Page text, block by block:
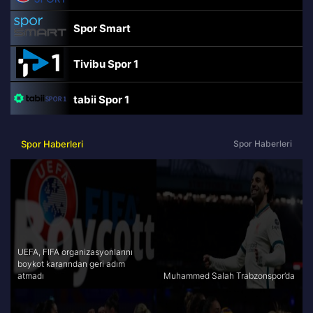
Spor Smart
Tivibu Spor 1
tabii Spor 1
tabii Spor
A Spor
Tivibu Spor
Spor Haberleri Spor Haberleri
UEFA, FIFA organizasyonlarını
boykot kararından geri adım
atmadı
Muhammed Salah Trabzonspor’da